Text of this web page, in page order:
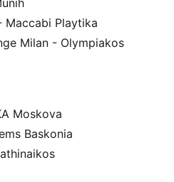
Maccabi Playtika
Milan - Olympiakos
Moskova
Baskonia